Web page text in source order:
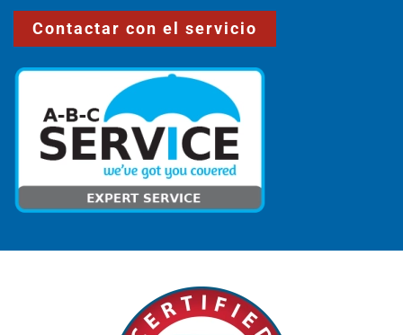
Contactar con el servicio